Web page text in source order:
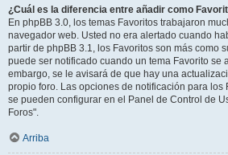
¿Cuál es la diferencia entre añadir como
En phpBB 3.0, los temas Favoritos trabajaron
navegador web. Usted no era alertado cuando
partir de phpBB 3.1, los Favoritos son más como
puede ser notificado cuando un tema Favorito se
embargo, se le avisará de que hay una
propio foro. Las opciones de notificación para los
se pueden configurar en el Panel de Control de
Foros".
Arriba